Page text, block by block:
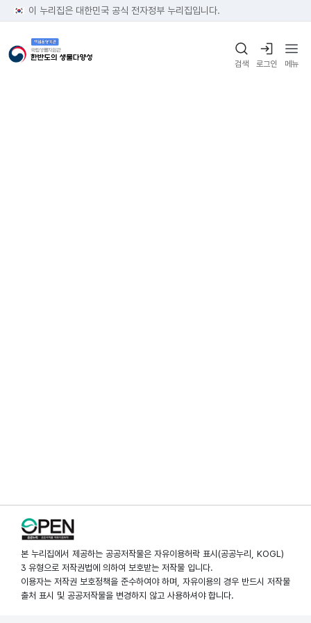
이 누리집은 대한민국 공식 전자정부 누리집입니다.
검색 로그인 메뉴
본 누리집에서 제공하는 공공저작물은 자유이용허락 표시(공공누리, KOGL)
3 유형으로 저작권법에 의하여 보호받는 저작물 입니다.
이용자는 저작권 보호정책을 준수하여야 하며, 자유이용의 경우 반드시 저작물
출처 표시 및 공공저작물을 변경하지 않고 사용하셔야 합니다.